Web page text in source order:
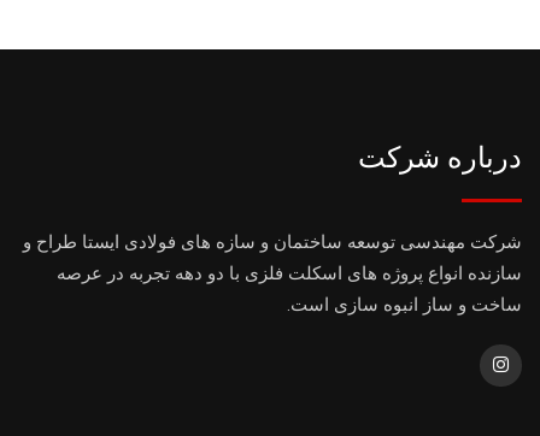
درباره شرکت
شرکت مهندسی توسعه ساختمان و سازه های فولادی ایستا طراح و
سازنده انواع پروژه های اسکلت فلزی با دو دهه تجربه در عرصه
ساخت و ساز انبوه سازی است.